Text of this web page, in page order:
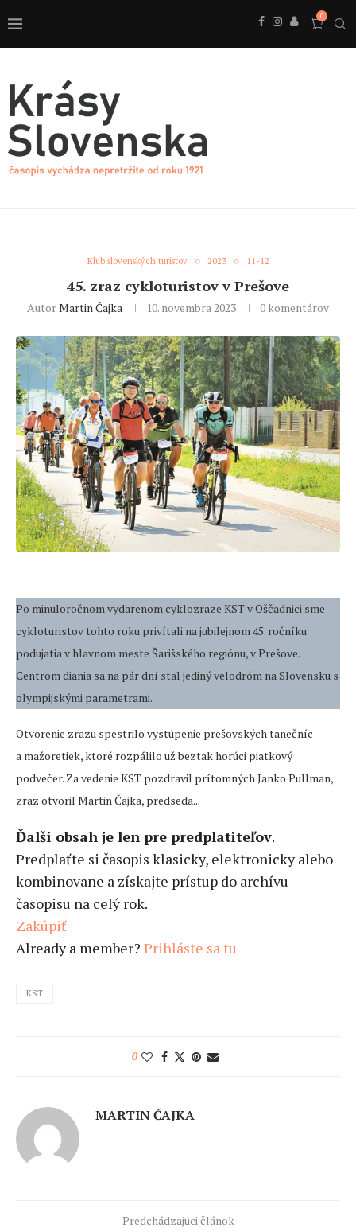
0
Klub slovenských turistov 2023 11-12
45. zraz cykloturistov v Prešove
AutorMartin Čajka 10. novembra 2023 0 komentárov
Po minuloročnom vydarenom cyklozraze KST v Oščadnici sme
cykloturistov tohto roku privítali na jubilejnom 45. ročníku
podujatia v hlavnom meste Šarišského regiónu, v Prešove.
Centrom diania sa na pár dní stal jediný velodróm na Slovensku s
olympijskými parametrami.
Otvorenie zrazu spestrilo vystúpenie prešovských tanečníc
a mažoretiek, ktoré rozpálilo už beztak horúci piatkový
podvečer. Za vedenie KST pozdravil prítomných Janko Pullman,
zraz otvoril Martin Čajka, predseda...
Ďalší obsah je len pre predplatiteľov.
Predplaťte si časopis klasicky, elektronicky alebo
kombinovane a získajte prístup do archívu
časopisu na celý rok.
Zakúpiť
Already a member? Prihláste sa tu
KST
0
MARTIN ČAJKA
Predchádzajúci článok